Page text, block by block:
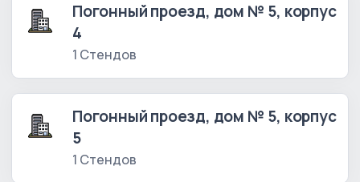
Погонный проезд, дом № 5, корпус
4
1 Стендов
Погонный проезд, дом № 5, корпус
5
1 Стендов